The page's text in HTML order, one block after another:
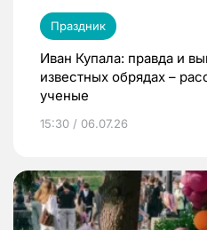
Праздник
Иван Купала: правда и
известных обрядах –
ученые
15:30 / 06.07.26